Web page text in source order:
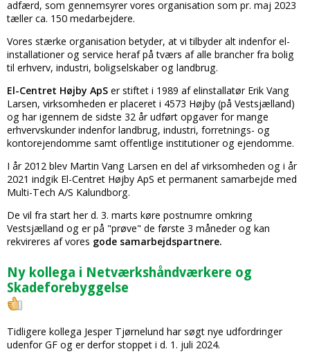
adfærd, som gennemsyrer vores organisation som pr. maj 2023
tæller ca. 150 medarbejdere.
Vores stærke organisation betyder, at vi tilbyder alt indenfor el-
installationer og service heraf på tværs af alle brancher fra bolig
til erhverv, industri, boligselskaber og landbrug.
El-Centret Højby ApS er stiftet i 1989 af elinstallatør Erik Vang
Larsen, virksomheden er placeret i 4573 Højby (på Vestsjælland)
og har igennem de sidste 32 år udført opgaver for mange
erhvervskunder indenfor landbrug, industri, forretnings- og
kontorejendomme samt offentlige institutioner og ejendomme.
I år 2012 blev Martin Vang Larsen en del af virksomheden og i år
2021 indgik El-Centret Højby ApS et permanent samarbejde med
Multi-Tech A/S Kalundborg.
De vil fra start her d. 3. marts køre postnumre omkring
Vestsjælland og er på "prøve" de første 3 måneder og kan
rekvireres af vores gode samarbejdspartnere.
Ny kollega i Netværkshåndværkere og
Skadeforebyggelse
Tidligere kollega Jesper Tjørnelund har søgt nye udfordringer
udenfor GF og er derfor stoppet i d. 1. juli 2024.